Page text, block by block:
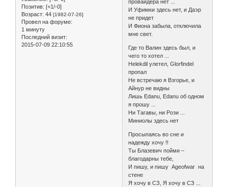
Позитив: [+1/-0]
Возраст: 44 [1982-07-26]
Провел на форуме:
1 минуту
Последний визит:
2015-07-09 22:10:55
провайдера нет ...
И Уфимки здесь нет, и Даэр
не придет
И Фиона забыла, отключила
мне свет.
Где то Валин здесь был, и
чего то хотел ...
Helekdil улетел, Glorfindel
пропал
Не встречаю я Взгорье, и
Айнур не видны
Лишь Edanu, Edanu об одном
я прошу ...
Ни Тагавы, ни Рози ...
Миниолы здесь нет
Просыпаясь во сне и
надежду хочу !!
Ты Блазевич пойми –
благодарны тебе,
И пишу, и пишу Ageofwar на
стене
Я хочу в СЗ, Я хочу в СЗ ...